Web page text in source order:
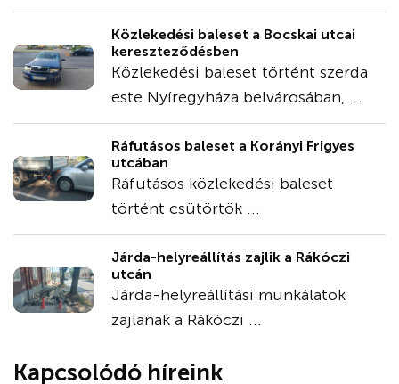
Közlekedési baleset a Bocskai utcai
kereszteződésben
Közlekedési baleset történt szerda
este Nyíregyháza belvárosában, ...
Ráfutásos baleset a Korányi Frigyes
utcában
Ráfutásos közlekedési baleset
történt csütörtök ...
Járda-helyreállítás zajlik a Rákóczi
utcán
Járda-helyreállítási munkálatok
zajlanak a Rákóczi ...
Kapcsolódó híreink